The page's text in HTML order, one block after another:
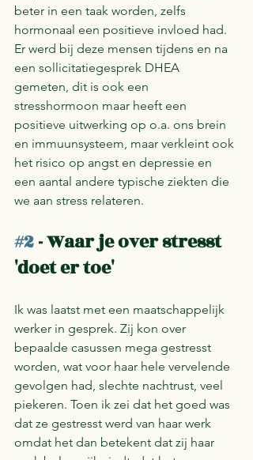
beter in een taak worden, zelfs
hormonaal een positieve invloed had.
Er werd bij deze mensen tijdens en na
een sollicitatiegesprek DHEA
gemeten, dit is ook een
stresshormoon maar heeft een
positieve uitwerking op o.a. ons brein
en immuunsysteem, maar verkleint ook
het risico op angst en depressie en
een aantal andere typische ziekten die
we aan stress relateren.
#2 - Waar je over stresst
'doet er toe'
Ik was laatst met een maatschappelijk
werker in gesprek. Zij kon over
bepaalde casussen mega gestresst
worden, wat voor haar hele vervelende
gevolgen had, slechte nachtrust, veel
piekeren. Toen ik zei dat het goed was
dat ze gestresst werd van haar werk
omdat het dan betekent dat zij haar